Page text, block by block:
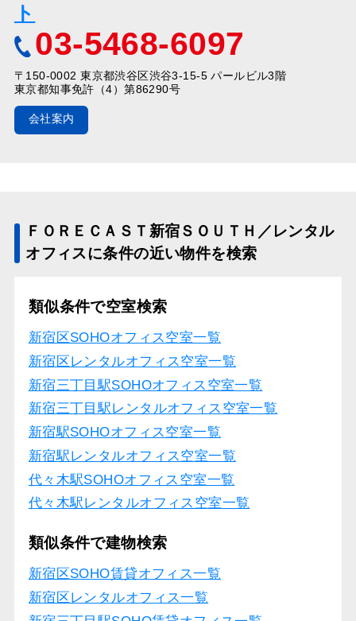
ト
03-5468-6097
〒150-0002 東京都渋谷区渋谷3-15-5 パールビル3階
東京都知事免許（4）第86290号
会社案内
ＦＯＲＥＣＡＳＴ新宿ＳＯＵＴＨ／レンタル
オフィスに条件の近い物件を検索
類似条件で空室検索
新宿区SOHOオフィス空室一覧
新宿区レンタルオフィス空室一覧
新宿三丁目駅SOHOオフィス空室一覧
新宿三丁目駅レンタルオフィス空室一覧
新宿駅SOHOオフィス空室一覧
新宿駅レンタルオフィス空室一覧
代々木駅SOHOオフィス空室一覧
代々木駅レンタルオフィス空室一覧
類似条件で建物検索
新宿区SOHO賃貸オフィス一覧
新宿区レンタルオフィス一覧